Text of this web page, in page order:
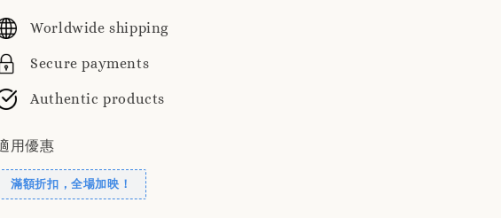
Worldwide shipping
Secure payments
Authentic products
用優惠
滿額折扣，全場加映！